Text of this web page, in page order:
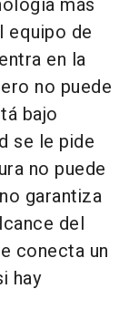
equipo de
en la
no puede
bajo
se le pide
no puede
garantiza
del
conecta un
hay